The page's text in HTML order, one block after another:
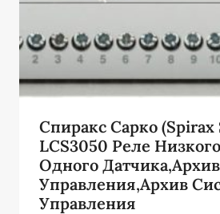
Спиракс Сарко (Spirax
LCS3050 Реле
Одного
Управления,Архив
Управления